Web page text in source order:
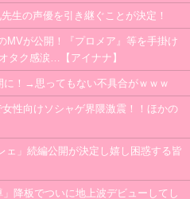
生の声優を引き継ぐことが決定！
MVが公開！『プロメア』等を手掛け
タク感涙…【アイナナ】
に！→思ってもない不具合がｗｗｗ
性向けソシャゲ界隈激震！！ほかの
ェ」続編公開が決定し嬉し困惑する皆
降板でついに地上波デビューしてし